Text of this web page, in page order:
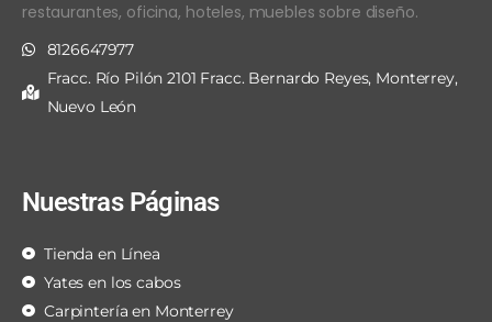
restaurantes, oficina, hoteles, muebles sobre diseño.
8126647977
Fracc. Río Pilón 2101 Fracc. Bernardo Reyes, Monterrey,
Nuevo León
Nuestras Páginas
Tienda en Línea
Yates en los cabos
Carpintería en Monterrey